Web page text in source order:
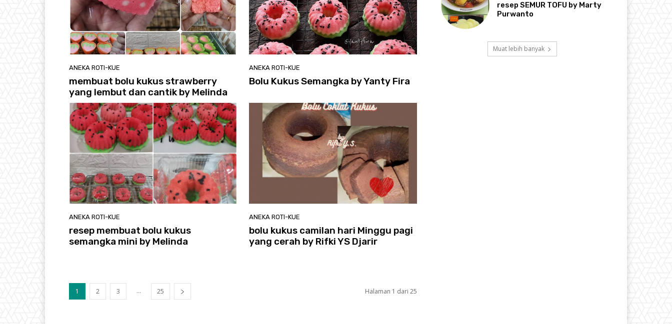
ANEKA ROTI-KUE
membuat bolu kukus strawberry
yang lembut dan cantik by Melinda
ANEKA ROTI-KUE
Bolu Kukus Semangka by Yanty Fira
ANEKA ROTI-KUE
resep membuat bolu kukus
semangka mini by Melinda
ANEKA ROTI-KUE
bolu kukus camilan hari Minggu pagi
yang cerah by Rifki YS Djarir
1 2 3 ... 25 Halaman 1 dari 25
resep SEMUR TOFU by Marty
Purwanto
Muat lebih banyak